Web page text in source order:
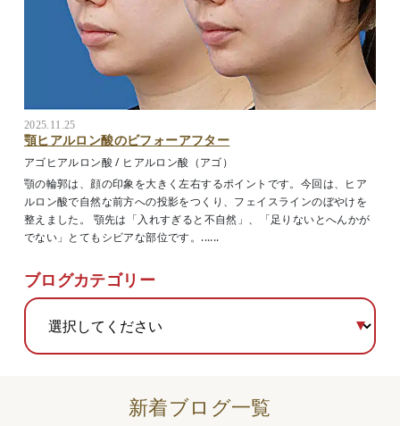
2025.11.25
顎ヒアルロン酸のビフォーアフター
アゴヒアルロン酸 / ヒアルロン酸（アゴ）
顎の輪郭は、顔の印象を大きく左右するポイントです。今回は、ヒア
ルロン酸で自然な前方への投影をつくり、フェイスラインのぼやけを
整えました。 顎先は「入れすぎると不自然」、「足りないとへんかが
でない」とてもシビアな部位です。......
ブログカテゴリー
新着ブログ一覧